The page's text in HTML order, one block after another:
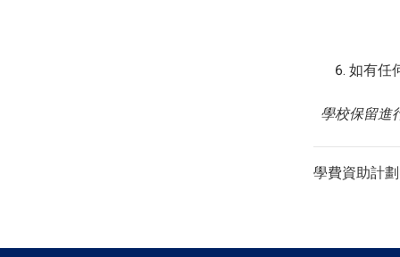
如有任
學校保留進
學費資助計